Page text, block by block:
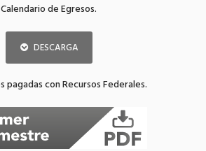
Calendario de Egresos.
DESCARGA
pagadas con Recursos Federales.